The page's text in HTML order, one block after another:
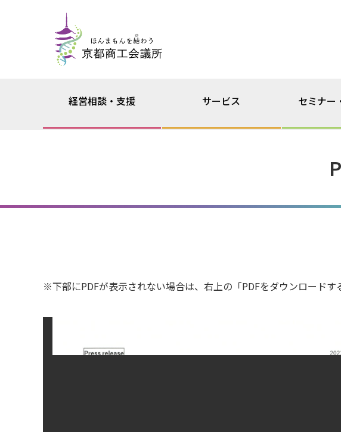
経営相談・支援 サービス セミナー
※下部にPDFが表示されない場合は、右上の「PDFをダウンロードす